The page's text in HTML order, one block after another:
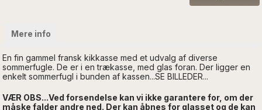
Mere info
En fin gammel fransk kikkasse med et udvalg af diverse
sommerfugle. De er i en trækasse, med glas foran. Der ligger en
enkelt sommerfugl i bunden af kassen...SE BILLEDER...
VÆR OBS...Ved forsendelse kan vi ikke garantere for, om der
måske falder andre ned. Der kan åbnes for glasset og de kan